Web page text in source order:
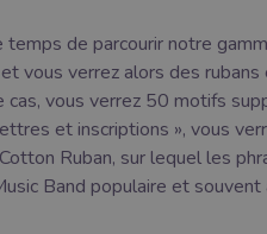
temps de parcourir notre
vous verrez alors des
cas, vous verrez 50 motifs
et inscriptions », vous
Ruban, sur lequel les
Band populaire et souvent